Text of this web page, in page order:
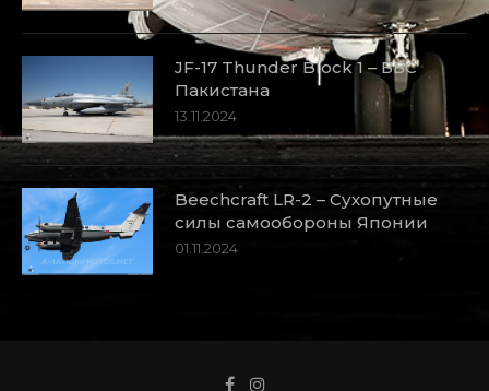
JF-17 Thunder Block 1 – ВВС
Пакистана
13.11.2024
Beechcraft LR-2 – Сухопутные
силы самообороны Японии
01.11.2024